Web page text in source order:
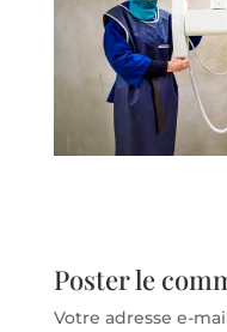
Poster le
Votre adresse e-